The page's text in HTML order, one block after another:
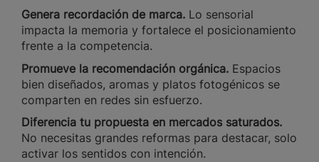
Genera recordación de marca. Lo sensorial
impacta la memoria y fortalece el posicionamiento
frente a la competencia.
Promueve la recomendación orgánica. Espacios
bien diseñados, aromas y platos fotogénicos se
comparten en redes sin esfuerzo.
Diferencia tu propuesta en mercados saturados.
No necesitas grandes reformas para destacar, solo
activar los sentidos con intención.